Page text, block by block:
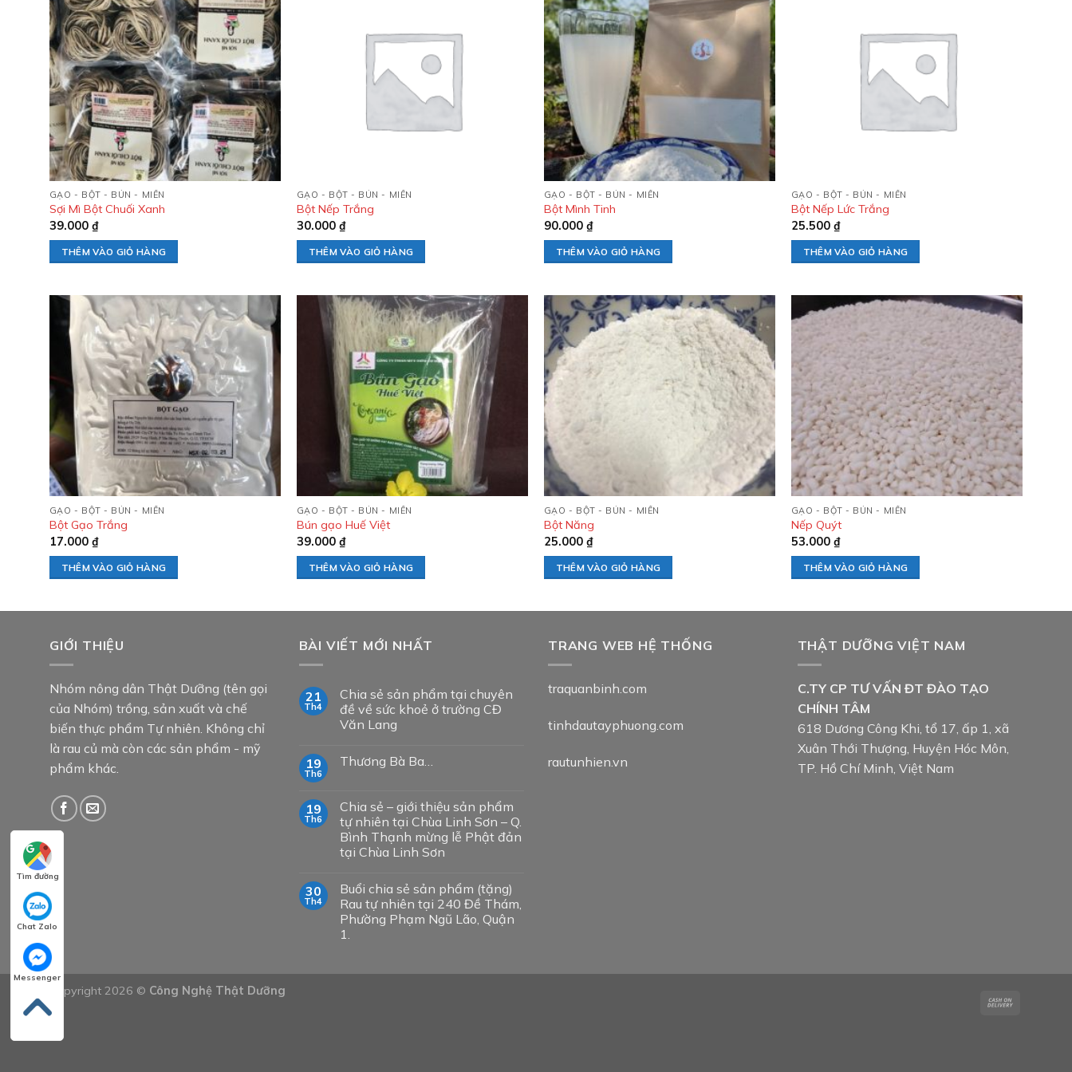
Add to
wishlist
GẠO - BỘT - BÚN - MIẾN
Sợi Mì Bột Chuối Xanh
39.000 ₫
THÊM VÀO GIỎ HÀNG
GẠO - BỘT - BÚN - MIẾN
Bột Nếp Trắng
30.000 ₫
THÊM VÀO GIỎ HÀNG
Add to
wishlist
GẠO - BỘT - BÚN - MIẾN
Bột Mình Tinh
90.000 ₫
THÊM VÀO GIỎ HÀNG
GẠO - BỘT - BÚN - MIẾN
Bột Nếp Lức Trắng
25.500 ₫
THÊM VÀO GIỎ HÀNG
Add to
wishlist
GẠO - BỘT - BÚN - MIẾN
Bột Gạo Trắng
17.000 ₫
THÊM VÀO GIỎ HÀNG
Add to
wishlist
GẠO - BỘT - BÚN - MIẾN
Bún gạo Huế Việt
39.000 ₫
THÊM VÀO GIỎ HÀNG
Add to
wishlist
GẠO - BỘT - BÚN - MIẾN
Bột Năng
25.000 ₫
THÊM VÀO GIỎ HÀNG
Add to
wishlist
GẠO - BỘT - BÚN - MIẾN
Nếp Quýt
53.000 ₫
THÊM VÀO GIỎ HÀNG
GIỚI THIỆU
Nhóm nông dân Thật Dưỡng (tên gọi
của Nhóm) trồng, sản xuất và chế
biến thực phẩm Tự nhiên. Không chỉ
là rau củ mà còn các sản phẩm - mỹ
phẩm khác.
BÀI VIẾT MỚI NHẤT
21
Th4
Chia sẻ sản phẩm tại chuyên
đề về sức khoẻ ở trường CĐ
Văn Lang
19
Th6
Thương Bà Ba…
19
Th6
Chia sẻ – giới thiệu sản phẩm
tự nhiên tại Chùa Linh Sơn – Q.
Bình Thạnh mừng lễ Phật đản
tại Chùa Linh Sơn
30
Th4
Buổi chia sẻ sản phẩm (tặng)
Rau tự nhiên tại 240 Đề Thám,
Phường Phạm Ngũ Lão, Quận
1.
TRANG WEB HỆ THỐNG
traquanbinh.com
tinhdautayphuong.com
rautunhien.vn
THẬT DƯỠNG VIỆT NAM
C.TY CP TƯ VẤN ĐT ĐÀO TẠO
CHÍNH TÂM
618 Dương Công Khi, tổ 17, ấp 1, xã
Xuân Thới Thượng, Huyện Hóc Môn,
TP. Hồ Chí Minh, Việt Nam
Copyright 2026 © Công Nghệ Thật Dưỡng
Tìm đường
Chat Zalo
Messenger